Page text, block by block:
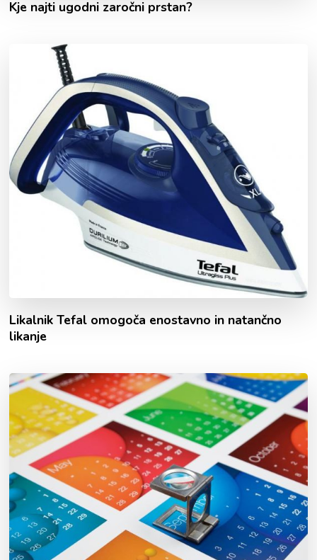
Kje najti ugodni zaročni prstan?
Likalnik Tefal omogoča enostavno in natančno
likanje